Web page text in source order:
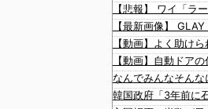
【動画】自動ドア
なんでみんなそんな